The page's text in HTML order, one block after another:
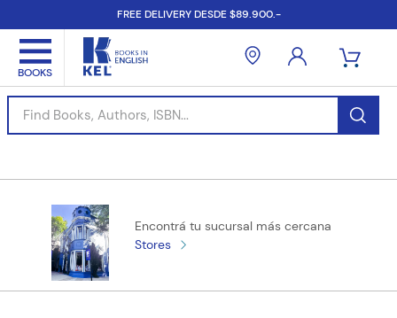
FREE DELIVERY DESDE $89.900.-
Find Books, Authors, ISBN...
Encontrá tu sucursal más cercana
Stores